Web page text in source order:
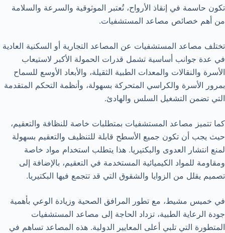
تكون حاسمة في إنقاذ الأرواح، تُعتبر الموثوقية والسرعة والسلامة
من أهم خصائص مصاعد المستشفيات.
تختلف مصاعد المستشفيات عن المصاعد التجارية أو السكنية العادية
في عدة جوانب أساسية تشمل قدرات الحمولة الأكبر لاستيعاب
الأسرة والنقالات والمعدات الطبية الثقيلة، والأبعاد الأوسع للسماح
بمرور الأسرة والكراسي المتحركة بسهولة، وأنظمة التحكم المتقدمة
التي تضمن التشغيل السلس والهادئ.
كما تتميز مصاعد المستشفيات بمتطلبات خاصة للنظافة والتعقيم،
حيث يجب أن تكون جميع الأسطح قابلة للتنظيف والتعقيم بسهولة
لمنع انتشار العدوى والبكتيريا. هذا يتطلب استخدام مواد خاصة
ومقاومة للمواد الكيميائية المستخدمة في التعقيم، بالإضافة إلى
تصميم يقلل من الزوايا والشقوق التي قد تتجمع فيها البكتيريا.
في خميس مشيط، مع تطور المرافق الصحية وزيادة الوعي بأهمية
جودة الرعاية الطبية، تزداد الحاجة إلى مصاعد المستشفيات
المتطورة التي تلبي أعلى المعايير الدولية. هذه المصاعد تساهم في